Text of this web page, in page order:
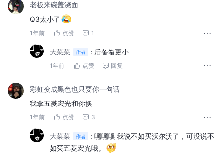
老板来碗盖浇面
Q3太小了
1年前 点赞 1
大菜菜 作者 : 后备箱更小
1年前 点赞 回复
彩虹变成黑色也只要你一句话
我拿五菱宏光和你换
1年前 点赞 3
大菜菜 作者 : 嘿嘿嘿 我说不如买沃尔沃了，可没说不
如买五菱宏光哦。